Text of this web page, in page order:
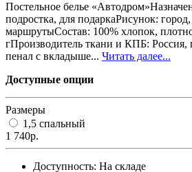
Постельное белье
подростка, для подаркаРисунок:
маршрутыСостав: 100% хлопок,
гПроизводитель ткани и КПБ: Россия,
пенал с вкладыше... Читать далее...
Доступные опции
Размеры
1,5 спальный
1 740р.
Доступность: На складе